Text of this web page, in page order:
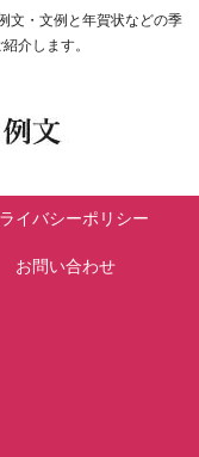
文・文例と年賀状などの季
介します。
イバシーポリシー
お問い合わせ